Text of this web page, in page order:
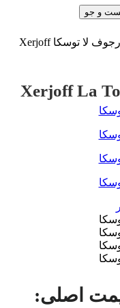
و جو
عطر زرجوف لا توسکا Xerjoff
اصلی: